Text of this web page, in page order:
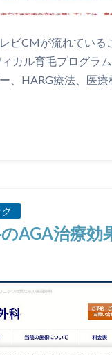
ビCMが流れている
カル育毛プログラ
、HARG療法、医
AGA治療効